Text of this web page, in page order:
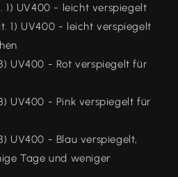
1) UV400 - leicht verspiegelt
1) UV400 - leicht verspiegelt
UV400 - Rot verspiegelt für
UV400 - Pink verspiegelt für
UV400 - Blau verspiegelt,
Tage und weniger